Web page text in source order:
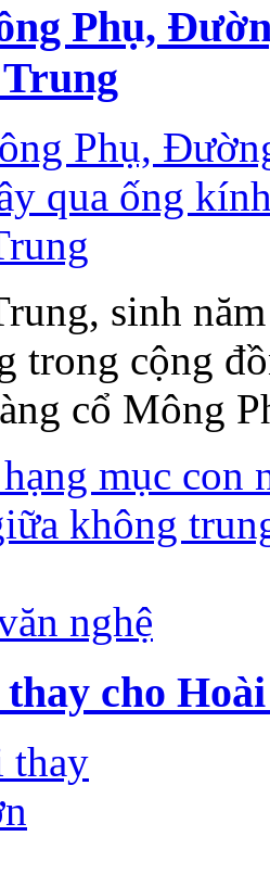
Phụ,
sinh
trong cộng
cổ Mông
mục con
không
nghệ
cho